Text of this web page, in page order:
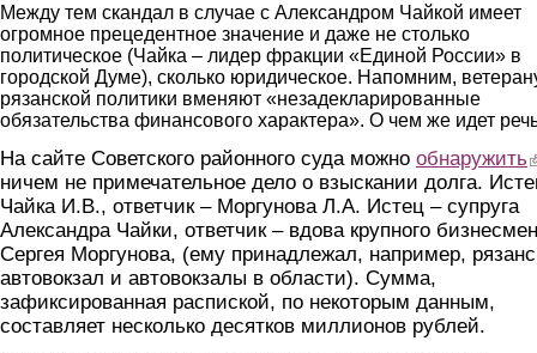
Между тем скандал в случае с Александром Чайкой имеет
огромное прецедентное значение и даже не столько
политическое (Чайка – лидер фракции «Единой России» в
городской Думе), сколько юридическое. Напомним,
рязанской политики вменяют «незадекларированные
обязательства финансового характера». О чем же идет
На сайте Советского районного суда можно обнаружить
ничем не примечательное дело о взыскании долга.
Чайка И.В., ответчик – Моргунова Л.А. Истец – супруга
Александра Чайки, ответчик – вдова крупного
Сергея Моргунова, (ему принадлежал, например,
автовокзал и автовокзалы в области). Сумма,
зафиксированная распиской, по некоторым данным,
составляет несколько десятков миллионов рублей.